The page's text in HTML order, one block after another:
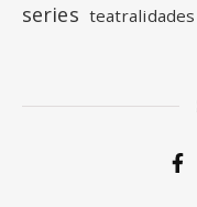
series teatralidades